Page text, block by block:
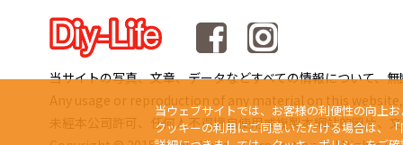
当サイトの写真、文章、データなどすべての情報について、
Any usage or reproduction of any material on this
未經本公司許可、任何人不得擅自使用或複製本網站的圖片、
当ウェブサイトでは、お客様の利便性の向上
クッキーの利用にご同意いただける場合は、